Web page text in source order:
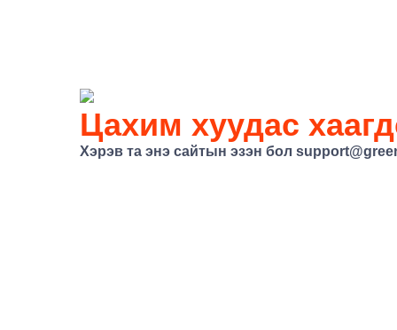
Цахим хуудас
Хэрэв та энэ сайтын эзэн бол